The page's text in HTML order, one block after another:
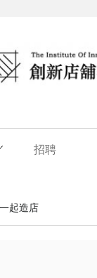
招聘
起造店